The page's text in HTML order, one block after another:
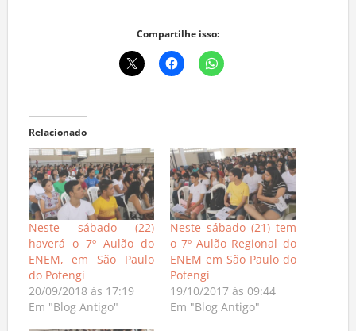
Compartilhe isso:
Relacionado
Neste sábado (22)
haverá o 7º Aulão do
ENEM, em São Paulo
do Potengi
20/09/2018 às 17:19
Em "Blog Antigo"
Neste sábado (21) tem
o 7º Aulão Regional do
ENEM em São Paulo do
Potengi
19/10/2017 às 09:44
Em "Blog Antigo"